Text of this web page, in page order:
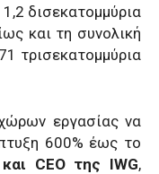
δισεκατομμύρια
και τη συνολική
τρισεκατομμύρια
εργασίας να
600% έως το
CEO της IWG,